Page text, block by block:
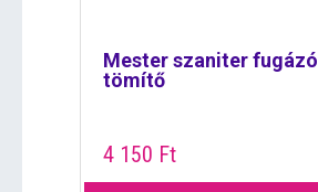
Mester szaniter fugázó
tömítő
4 150 Ft